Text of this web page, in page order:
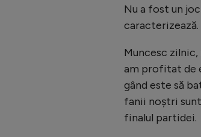
Nu a fost un
caracterizează.
Muncesc
am profitat de
gând este să
fanii noștri
finalul partidei.